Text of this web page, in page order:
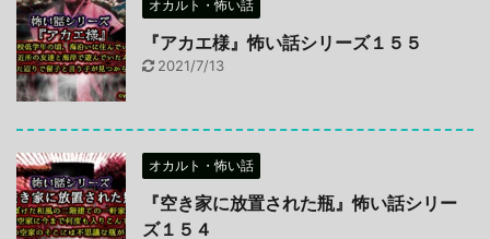
オカルト・怖い話
『アカエ様』怖い話シリーズ１５５
2021/7/13
オカルト・怖い話
『空き家に放置された瓶』怖い話シリー
ズ１５４